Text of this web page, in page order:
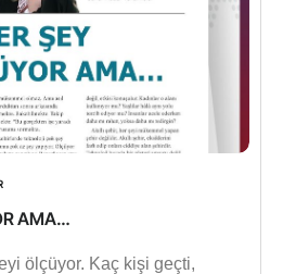
AMA…
ölçüyor. Kaç kişi geçti,